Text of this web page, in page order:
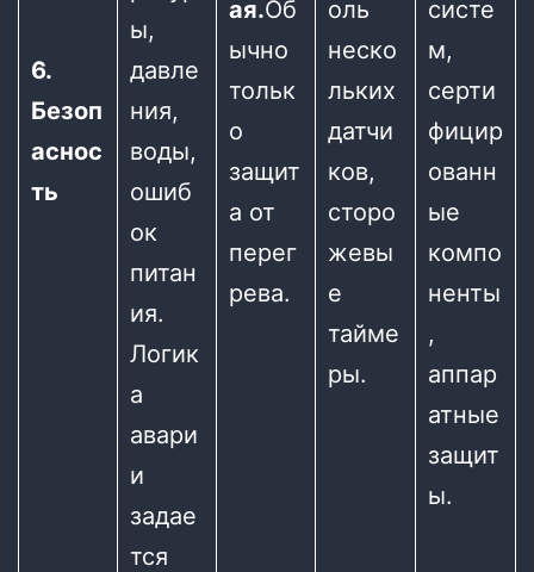
6.
Безоп
аснос
ть
ы,
давле
ния,
воды,
ошиб
ок
питан
ия.
Логик
а
авари
и
задае
тся
ая.Об
ычно
тольк
о
защит
а от
перег
рева.
оль
неско
льких
датчи
ков,
сторо
жевы
е
тайме
ры.
систе
м,
серти
фицир
ованн
ые
компо
ненты
,
аппар
атные
защит
ы.